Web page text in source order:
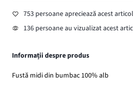
753 persoane apreciează acest articol
136 persoane au vizualizat acest
Informații despre produs
Fustă midi din bumbac 100% alb